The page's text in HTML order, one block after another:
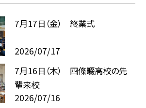
7月17日（金） 終業式
2026/07/17
7月16日（木） 四條畷高校の先
輩来校
2026/07/16